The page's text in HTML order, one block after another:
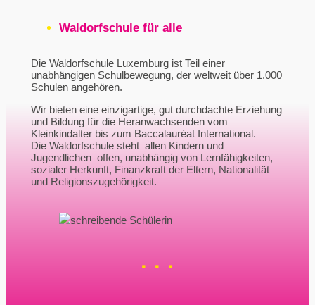
Waldorfschule für alle
Die Waldorfschule Luxemburg ist Teil einer
unabhängigen Schulbewegung, der weltweit über 1.000
Schulen angehören.
Wir bieten eine einzigartige, gut durchdachte Erziehung
und Bildung für die Heranwachsenden vom
Kleinkindalter bis zum Baccalauréat International.
Die Waldorfschule steht allen Kindern und
Jugendlichen offen, unabhängig von Lernfähigkeiten,
sozialer Herkunft, Finanzkraft der Eltern, Nationalität
und Religionszugehörigkeit.
· · ·